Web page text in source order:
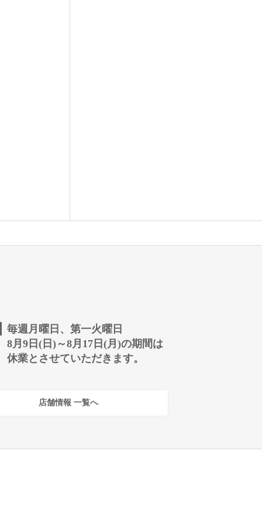
毎週月曜日、第一火曜日
8月9日(日)～8月17日(月)の期間は
休業とさせていただきます。
店舗情報 一覧へ